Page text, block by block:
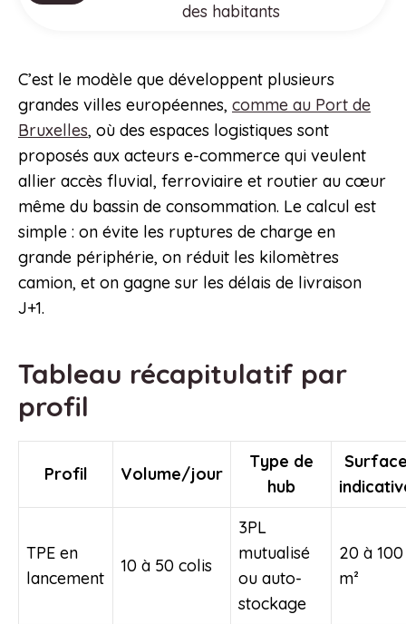
des habitants
C’est le modèle que développent plusieurs
grandes villes européennes, comme au Port de
Bruxelles, où des espaces logistiques sont
proposés aux acteurs e-commerce qui veulent
allier accès fluvial, ferroviaire et routier au cœur
même du bassin de consommation. Le calcul est
simple : on évite les ruptures de charge en
grande périphérie, on réduit les kilomètres
camion, et on gagne sur les délais de livraison
J+1.
Tableau récapitulatif par
profil
Profil Volume/jour
Type de
hub
TPE en
lancement
10 à 50 colis
3PL
mutualisé
ou auto-
stockage
20 à 100
m²